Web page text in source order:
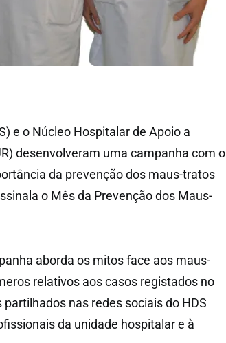
e o Núcleo Hospitalar de Apoio a
desenvolveram uma campanha com o
da prevenção dos maus-tratos
o Mês da Prevenção dos Maus-
aborda os mitos face aos maus-
relativos aos casos registados no
nas redes sociais do HDS
da unidade hospitalar e à